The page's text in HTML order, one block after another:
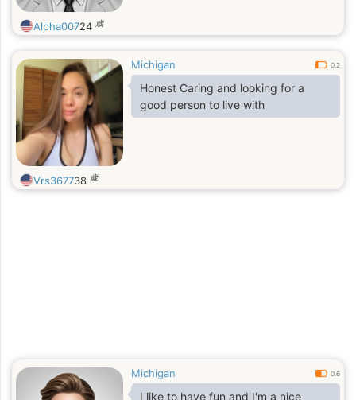
Alpha00724 歳
Michigan 0.2
Honest Caring and looking for a
good person to live with
Vrs367738 歳
Michigan 0.6
I like to have fun and I'm a nice